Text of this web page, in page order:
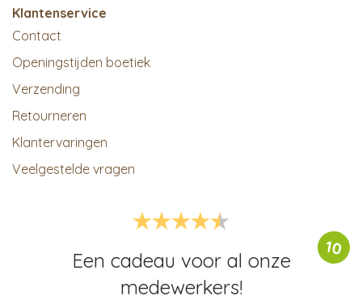
Klantenservice
Contact
Openingstijden boetiek
Verzending
Retourneren
Klantervaringen
Veelgestelde vragen
10
Een cadeau voor al onze
medewerkers!